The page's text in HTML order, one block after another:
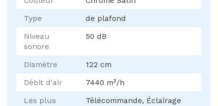
Type
de plafond
Niveau
sonore
50 dB
Diamètre
122 cm
Débit d'air
7440 m³/h
Les plus
Télécommande, Éclairage